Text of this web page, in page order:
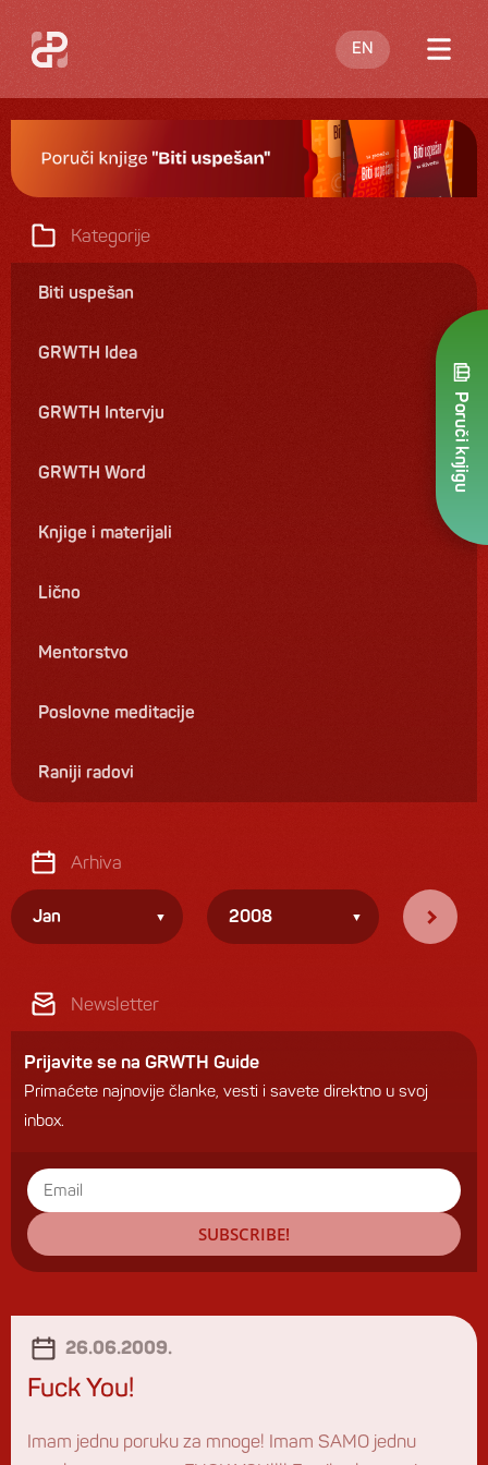
EN
O meni
Blog
Knjige
Kontakt
Poruči knjigu
Kategorije
Biti uspešan
GRWTH Idea
GRWTH Intervju
GRWTH Word
Knjige i materijali
Lično
Mentorstvo
Poslovne meditacije
Raniji radovi
Arhiva
Jan 2008
Newsletter
Prijavite se na GRWTH Guide
Primaćete najnovije članke, vesti i savete direktno u svoj
inbox.
SUBSCRIBE!
26.06.2009.
Fuck You!
Imam jednu poruku za mnoge! Imam SAMO jednu